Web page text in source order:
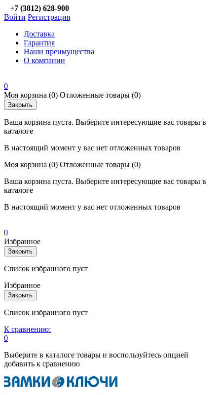
+7 (3812) 628-900
Войти Регистрация
Доставка
Гарантия
Наши преимущества
О компании
0
Моя корзина (0) Отложенные товары (0)
Закрыть
Ваша корзина пуста. Выберите интересующие вас товары в
каталоге
В настоящий момент у вас нет отложенных товаров
Моя корзина (0) Отложенные товары (0)
Ваша корзина пуста. Выберите интересующие вас товары в
каталоге
В настоящий момент у вас нет отложенных товаров
0
Избранное
Закрыть
Список избранного пуст
Избранное
Закрыть
Список избранного пуст
К сравнению:
0
Выберите в каталоге товары и воспользуйтесь опцией
добавить к сравнению